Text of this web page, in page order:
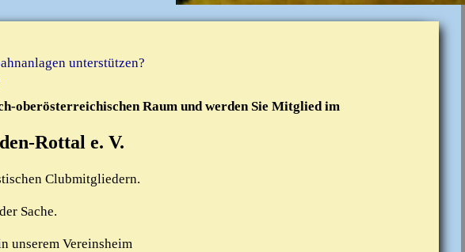
unterstützen?
oberösterreichischen Raum und werden Sie Mitglied im
Rottal e. V.
Clubmitgliedern.
Sache.
unserem Vereinsheim